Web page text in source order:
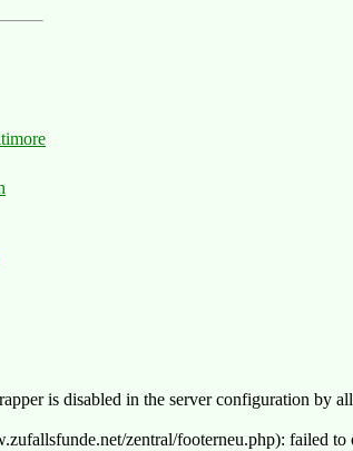
is disabled in the server configuration by
zentral/footerneu.php): failed